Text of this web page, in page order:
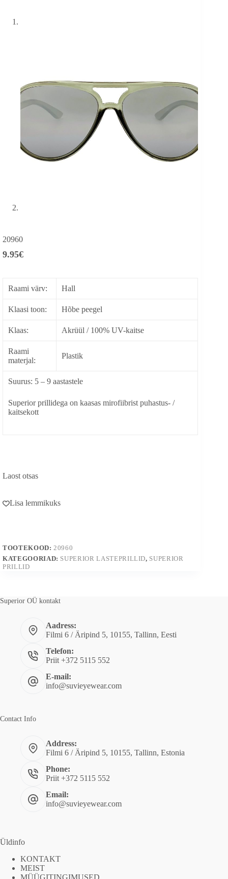
20960
9.95€
Raami värv: Hall
Klaasi toon: Hõbe peegel
Klaas: Akrüül / 100% UV-kaitse
Raami
materjal:
Plastik
Suurus: 5 – 9 aastastele
Superior prillidega on kaasas mirofiibrist puhastus- /
kaitsekott
Laost otsas
Lisa lemmikuks
TOOTEKOOD:20960
KATEGOORIAD: SUPERIOR LASTEPRILLID, SUPERIOR
PRILLID
Superior OÜ kontakt
Aadress:
Filmi 6 / Äripind 5, 10155, Tallinn, Eesti
Telefon:
Priit +372 5115 552
E-mail:
info@suvieyewear.com
Contact Info
Address:
Filmi 6 / Äripind 5, 10155, Tallinn, Estonia
Phone:
Priit +372 5115 552
Email:
info@suvieyewear.com
Üldinfo
KONTAKT
MEIST